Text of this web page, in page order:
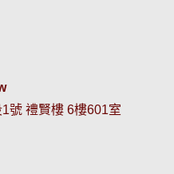
號 禮賢樓 6樓601室